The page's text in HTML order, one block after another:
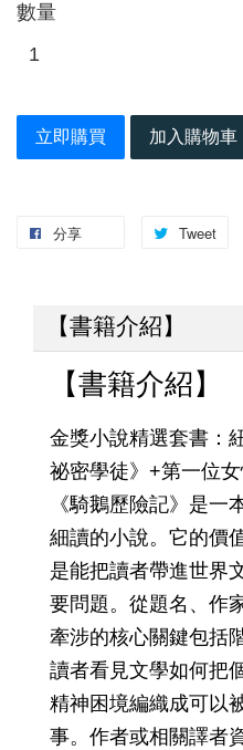
數量
立即購買 加入購物車
分享 Tweet
【書籍介紹】
【書籍介紹】
金獎小說精選套書：
祕密學徒》+第一位
《騎鵝歷險記》是一
細讀的小說。它的價
是能把讀者帶進世界
要問題。從題名、作
牽涉的核心關鍵包括
讀者看見文學如何把
精神困境編織成可以
事。作者或相關譯者